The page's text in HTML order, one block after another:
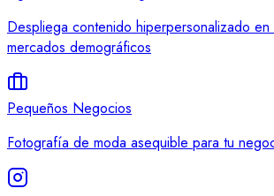
Despliega contenido hiperpersonalizado
mercados demográficos
Pequeños Negocios
Fotografía de moda asequible para tu